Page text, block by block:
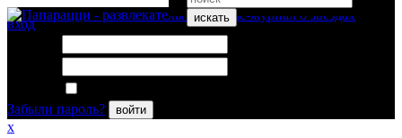
искать
вход
Забыли пароль?
войти
x